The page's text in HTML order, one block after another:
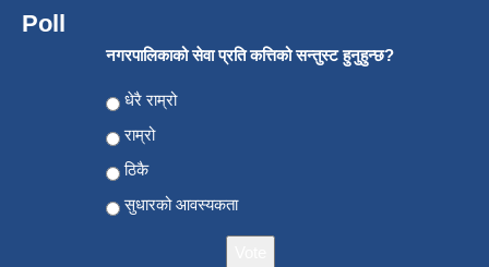
Poll
नगरपालिकाको सेवा प्रति कत्तिको सन्तुस्ट हुनुहुन्छ?
Choices
धेरै राम्रो
राम्रो
ठिकै
सुधारको आवस्यकता